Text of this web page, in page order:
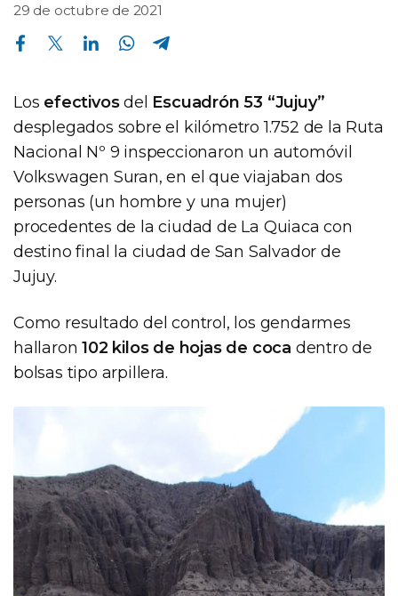
29 de octubre de 2021
Compartir en Facebook Compartir en Twitter Compartir en Linkedin Compartir en Whatsapp
Los efectivosdel Escuadrón 53 “Jujuy”
desplegados sobre el kilómetro 1.752 de la Ruta
Nacional Nº 9 inspeccionaron un automóvil
Volkswagen Suran, en el que viajaban dos
personas (un hombre y una mujer)
procedentes de la ciudad de La Quiaca con
destino final la ciudad de San Salvador de
Jujuy.
Como resultado del control, los gendarmes
hallaron102 kilos de hojas de coca dentro de
bolsas tipo arpillera.